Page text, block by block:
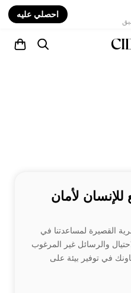
احصلي عليه
لأمان
القصيرة لمساعدتنا في
والرسائل غير المرغوب
في توفير بيئة على